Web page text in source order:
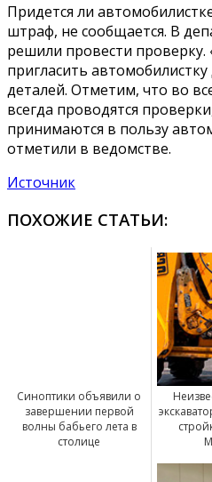
Придется ли
штраф, не сообщается. В
решили провести
пригласить
деталей. Отметим, что во
всегда проводятся
принимаются в пользу
отметили в ведомстве.
Источник
ПОХОЖИЕ СТАТЬИ:
Синоптики объявили о
завершении первой
волны бабьего лета в
столице